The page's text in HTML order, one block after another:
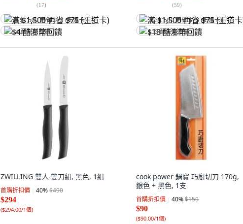
(17)
满 $1,500 再省 $75 (王道卡)
$4 酷澎幣回饋
(59)
满 $1,500 再省 $75 (王道卡)
$13 酷澎幣回饋
ZWILLING 雙人 雙刀組, 黑色, 1組
首購折扣價 40%$490
$294
($294.00/1個)
cook power 鍋寶 巧廚切刀 170g,
銀色 + 黑色, 1支
首購折扣價 40%$150
$90
($90.00/1個)